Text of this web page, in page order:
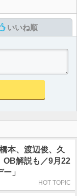
いいね順
本、渡辺俊、久
OB解説も／9月22
」
HOT TOPIC